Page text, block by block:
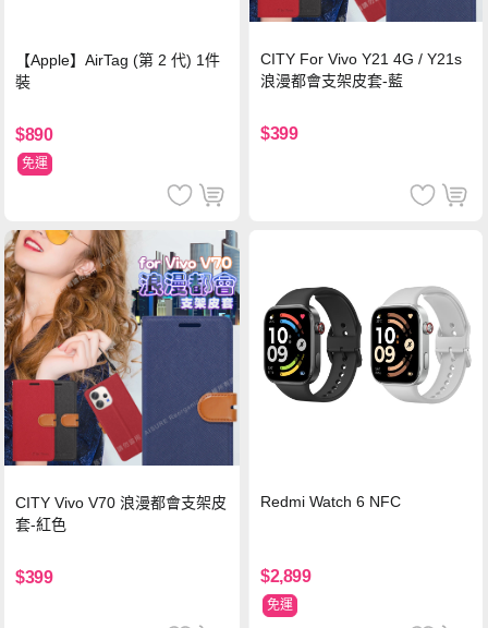
【Apple】AirTag (第 2 代) 1件
裝
$890
免運
CITY For Vivo Y21 4G / Y21s
浪漫都會支架皮套-藍
$399
CITY Vivo V70 浪漫都會支架皮
套-紅色
$399
Redmi Watch 6 NFC
$2,899
免運